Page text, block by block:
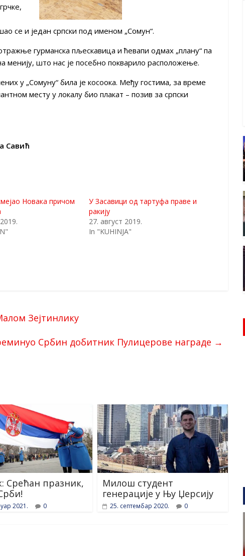
се и један српски под именом „Сомун“.
гурманска пљескавица и ћевапи одмах „плану“ па
менију, што нас је посебно покварило расположење.
у „Сомуну“ била је косоока. Међу гостима, за време
месту у локалу био плакат – позив за српски
Савић
Новака причом
У Засавици од тартуфа праве и
ракију
27. август 2019.
In "KUHINJA"
Зејтинлику
Србин добитник Пулицерове награде →
Срећан празник,
2021. 0
Милош студент
генерације у Њу Џерсију
25. септембар 2020. 0